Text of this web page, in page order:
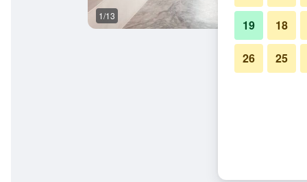
1/13
18
19
25
26